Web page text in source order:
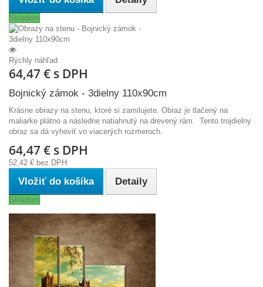
Skladom
Rýchly náhľad
64,47 € s DPH
Bojnický zámok - 3dielny 110x90cm
Krásne obrazy na stenu, ktoré si zamilujete. Obraz je tlačený na
maliarke plátno a následne natiahnutý na drevený rám. Tento trojdielny
obraz sa dá vyhoviť vo viacerých rozmeroch.
64,47 € s DPH
52,42 € bez DPH
Vložiť do košíka Detaily
Skladom